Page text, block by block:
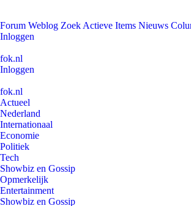
Forum Weblog Zoek Actieve Items Nieuws
Inloggen
fok.nl
Inloggen
fok.nl
Actueel
Nederland
Internationaal
Economie
Politiek
Tech
Showbiz en Gossip
Opmerkelijk
Entertainment
Showbiz en Gossip